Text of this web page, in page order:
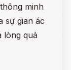
minh
sự gian ác
lòng quả